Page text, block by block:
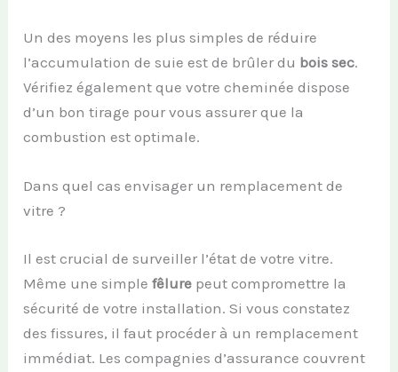
Un des moyens les plus simples de réduire
l’accumulation de suie est de brûler du bois sec.
Vérifiez également que votre cheminée dispose
d’un bon tirage pour vous assurer que la
combustion est optimale.
Dans quel cas envisager un remplacement de
vitre ?
Il est crucial de surveiller l’état de votre vitre.
Même une simplefêlure peut compromettre la
sécurité de votre installation. Si vous constatez
des fissures, il faut procéder à un remplacement
immédiat. Les compagnies d’assurance couvrent